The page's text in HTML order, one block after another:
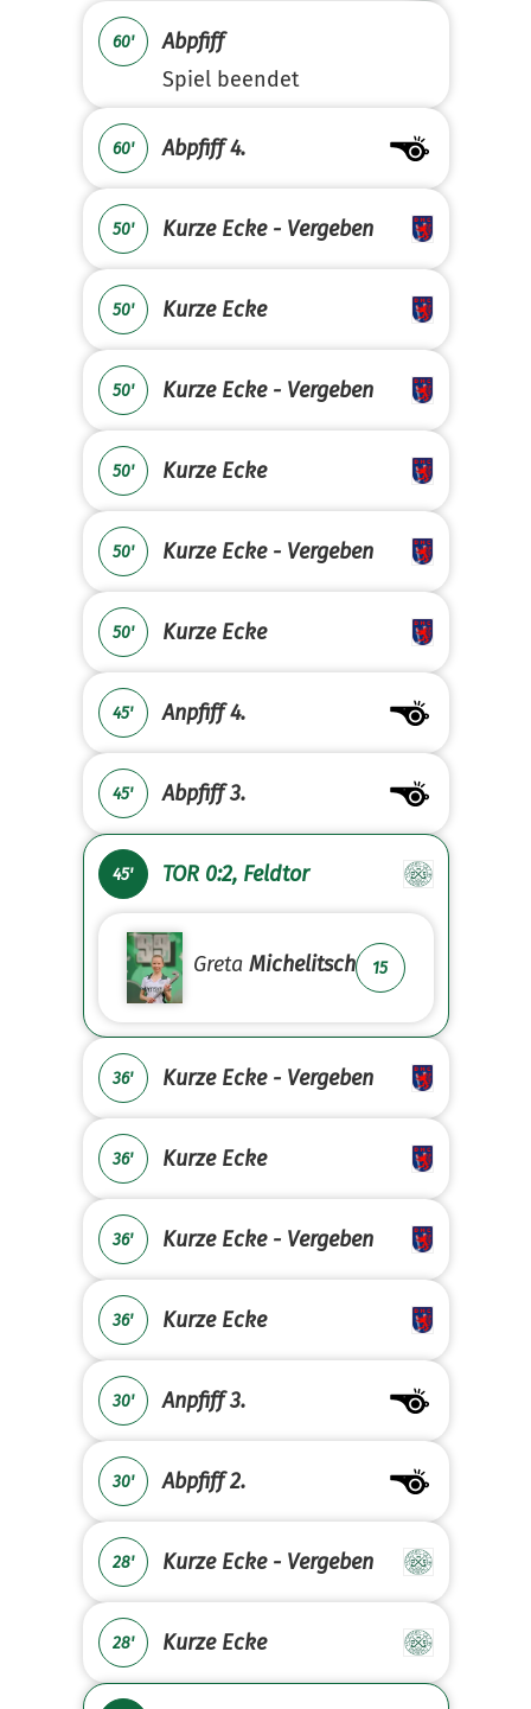
60'
Abpfiff
Spiel beendet
60' Abpfiff 4.
50' Kurze Ecke - Vergeben
50' Kurze Ecke
50' Kurze Ecke - Vergeben
50' Kurze Ecke
50' Kurze Ecke - Vergeben
50' Kurze Ecke
45' Anpfiff 4.
45' Abpfiff 3.
45' TOR 0:2, Feldtor
Greta Michelitsch 15
36' Kurze Ecke - Vergeben
36' Kurze Ecke
36' Kurze Ecke - Vergeben
36' Kurze Ecke
30' Anpfiff 3.
30' Abpfiff 2.
28' Kurze Ecke - Vergeben
28' Kurze Ecke